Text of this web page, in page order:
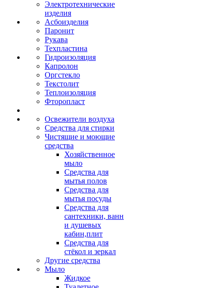
Электротехнические
изделия
Асбоизделия
Паронит
Рукава
Техпластина
Гидроизоляция
Капролон
Оргстекло
Текстолит
Теплоизоляция
Фторопласт
Освежители воздуха
Средства для стирки
Чистящие и моющие
средства
Хозяйственное
мыло
Средства для
мытья полов
Средства для
мытья посуды
Средства для
сантехники, ванн
и душевых
кабин,плит
Средства для
стёкол и зеркал
Другие средства
Мыло
Жидкое